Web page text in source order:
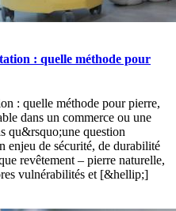
: quelle méthode pour
: quelle méthode pour pierre,
dans un commerce ou une
qu&rsquo;une question
enjeu de sécurité, de durabilité
revêtement – pierre naturelle,
vulnérabilités et [&hellip;]